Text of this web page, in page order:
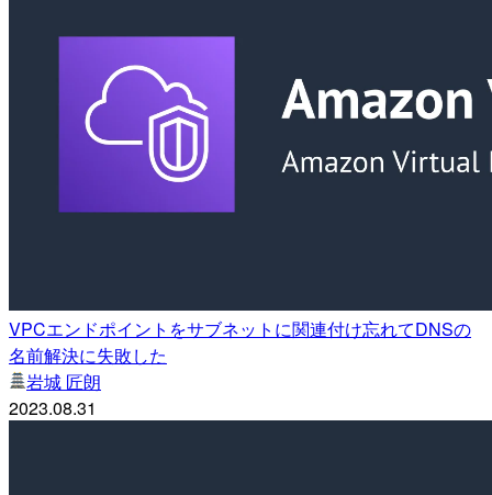
VPCエンドポイントをサブネットに関連付け忘れてDNSの
名前解決に失敗した
岩城 匠朗
2023.08.31